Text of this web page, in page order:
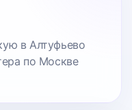
в Алтуфьево
по Москве